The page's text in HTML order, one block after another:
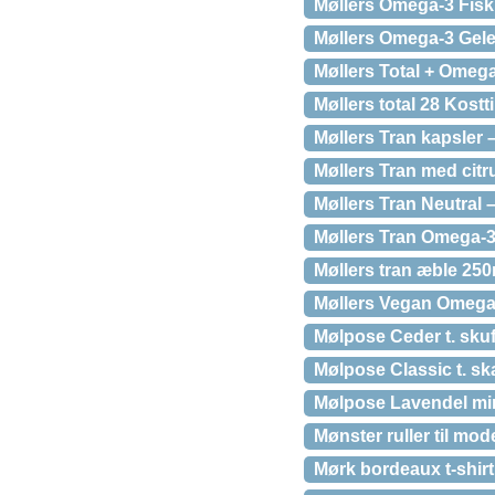
Møllers Omega-3
Møllers Omega-3
Møllers Total +
Møllers total 28
Møllers Tran kapsler
Møllers Tran med
Møllers Tran Neutral
Møllers Tran
Møllers tran æble
Møllers Vegan
Mølpose Ceder t.
Mølpose Classic t.
Mølpose Lavendel
Mønster ruller til
Mørk bordeaux t-